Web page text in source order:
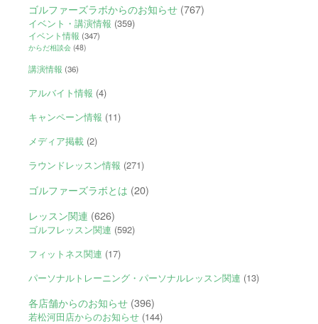
ゴルファーズラボからのお知らせ(767)
イベント・講演情報 (359)
イベント情報 (347)
からだ相談会(48)
講演情報 (36)
アルバイト情報 (4)
キャンペーン情報 (11)
メディア掲載(2)
ラウンドレッスン情報 (271)
ゴルファーズラボとは (20)
レッスン関連 (626)
ゴルフレッスン関連 (592)
フィットネス関連 (17)
パーソナルトレーニング・パーソナルレッスン関連 (13)
各店舗からのお知らせ(396)
若松河田店からのお知らせ(144)